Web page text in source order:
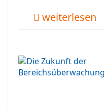
weiterlesen